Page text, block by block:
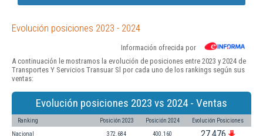
Evolución posiciones 2023 - 2024
Información ofrecida por
A continuación le mostramos la evolución de posiciones entre 2023 y 2024 de
Transportes Y Servicios Transuar Sl por cada uno de los rankings según sus
ventas:
Evolución posiciones 2023 vs 2024 - Ventas
Ranking Posición 2023 Posición 2024 Evolución Posiciones
Nacional 372.684 400.160